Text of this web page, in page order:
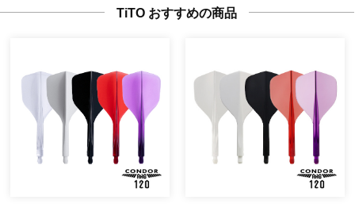
TiTO おすすめの商品